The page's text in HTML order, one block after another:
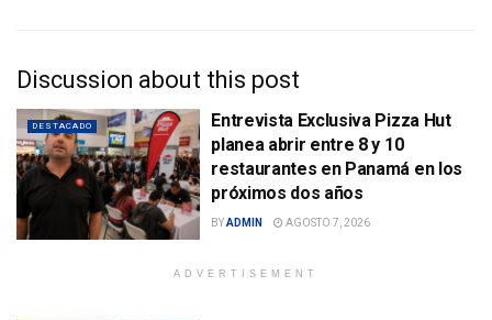
Discussion about this post
DESTACADO
Entrevista Exclusiva Pizza Hut
planea abrir entre 8 y 10
restaurantes en Panamá en los
próximos dos años
BYADMIN AGOSTO 7, 2026
ADVERTISEMENT